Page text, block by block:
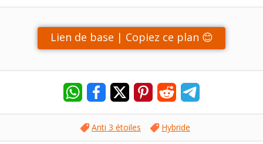
Lien de base | Copiez ce plan 😊
Anti 3 étoiles Hybride